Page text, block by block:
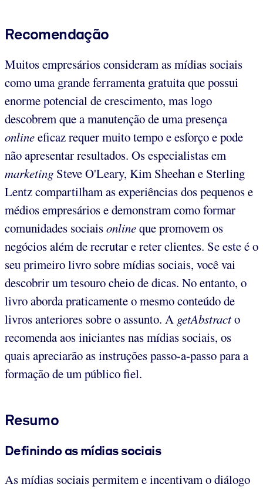
Recomendação
Muitos empresários consideram as mídias sociais
como uma grande ferramenta gratuita que possui
enorme potencial de crescimento, mas logo
descobrem que a manutenção de uma presença
onlineeficaz requer muito tempo e esforço e pode
não apresentar resultados. Os especialistas em
marketing Steve O'Leary, Kim Sheehan e Sterling
Lentz compartilham as experiências dos pequenos e
médios empresários e demonstram como formar
comunidades sociaisonlineque promovem os
negócios além de recrutar e reter clientes. Se este é o
seu primeiro livro sobre mídias sociais, você vai
descobrir um tesouro cheio de dicas. No entanto, o
livro aborda praticamente o mesmo conteúdo de
livros anteriores sobre o assunto. A getAbstracto
recomenda aos iniciantes nas mídias sociais, os
quais apreciarão as instruções passo-a-passo para a
formação de um público fiel.
Resumo
Definindo as mídias sociais
As mídias sociais permitem e incentivam o diálogo